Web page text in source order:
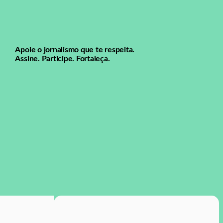
Apoie o jornalismo que te respeita.
Assine. Participe. Fortaleça.